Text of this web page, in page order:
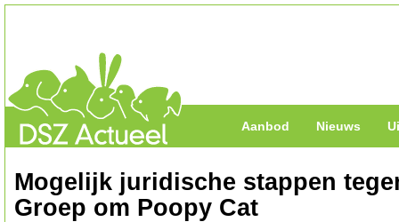
Aanbod Nieuws
Mogelijk juridische stappen
Groep om Poopy Cat